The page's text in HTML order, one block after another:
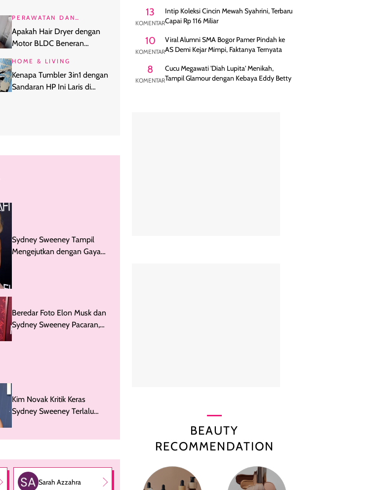
PERAWATAN DAN
Apakah Hair Dryer dengan
Motor BLDC Beneran
HOME & LIVING
Kenapa Tumbler 3in1 dengan
Sandaran HP Ini Laris di
Sydney Sweeney Tampil
Mengejutkan dengan Gaya
Beredar Foto Elon Musk dan
Sydney Sweeney Pacaran,
Kim Novak Kritik Keras
Sydney Sweeney Terlalu
Sarah Azzahra
13
KOMENTAR
Intip Koleksi Cincin Mewah Syahrini, Terbaru
Capai Rp 116 Miliar
10
KOMENTAR
Viral Alumni SMA Bogor Pamer Pindah ke
AS Demi Kejar Mimpi, Faktanya Ternyata
8
KOMENTAR
Cucu Megawati 'Diah Lupita' Menikah,
Tampil Glamour dengan Kebaya Eddy Betty
BEAUTY
RECOMMENDATION